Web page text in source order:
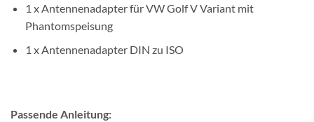
1 x Antennenadapter für VW Golf V Variant mit
Phantomspeisung
1 x Antennenadapter DIN zu ISO
Passende Anleitung: